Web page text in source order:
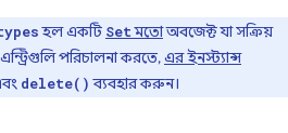
হল একটি Setমতোঅবজেক্ট যা সক্রিয়
পরিচালনা করতে,এর ইনস্ট্যান্স
delete() ব্যবহার করুন।